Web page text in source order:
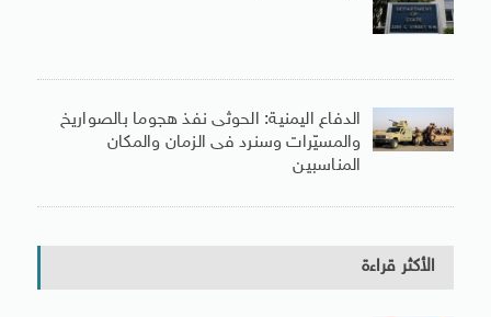
الدفاع اليمنية: الحوثى نفذ هجوما بالصواريخ
والمسيّرات وسنرد فى الزمان والمكان
المناسبين
الأكثر قراءة